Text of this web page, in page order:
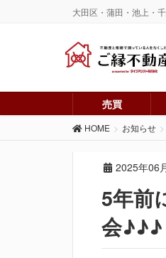
大田区・蒲田・池上・
売買
HOME お知らせ
2025年06
5年前
会♪♪♪